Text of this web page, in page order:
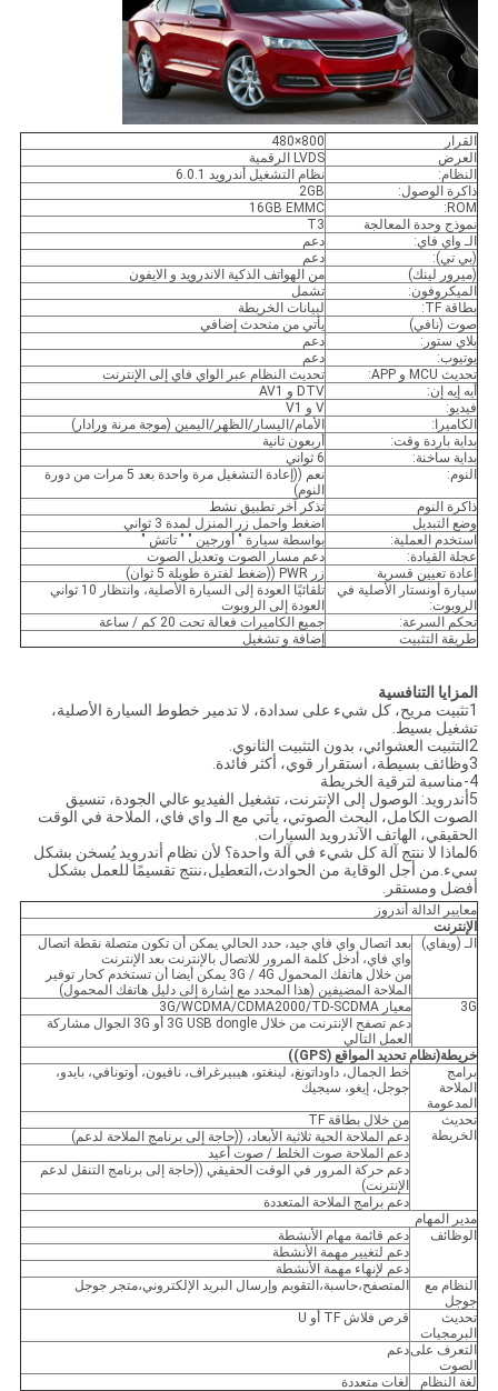
القرار
800×480
العرض
LVDS الرقمية
النظام:
نظام التشغيل أندرويد 6.0.1
ذاكرة الوصول:
2GB
ROM:
16GB EMMC
نموذج وحدة المعالجة
T3
الـ واي فاي:
دعم
(بي تي):
دعم
(ميرور لينك)
من الهواتف الذكية الاندرويد و الايفون
الميكروفون:
تشمل
بطاقة TF:
لبيانات الخريطة
صوت (نافي)
يأتي من متحدث إضافي
بلاي ستور:
دعم
يوتيوب:
دعم
تحديث MCU و APP:
تحديث النظام عبر الواي فاي إلى الإنترنت
أيه إيه إن:
DTV و AV1
فيديو:
V و V1
الكاميرا:
الأمام/اليسار/الظهر/اليمين (موجة مرنة ورادار)
بداية باردة وقت:
أربعون ثانية
بداية ساخنة:
6 ثواني
النوم:
نعم ((إعادة التشغيل مرة واحدة بعد 5 مرات من دورة
النوم)
ذاكرة النوم
تذكر آخر تطبيق نشط
وضع التبديل
اضغط واحمل زر المنزل لمدة 3 ثواني
استخدم العملية:
بواسطة سيارة " أورجين " " تاتش "
عجلة القيادة:
دعم مسار الصوت وتعديل الصوت
إعادة تعيين قسرية
زر PWR ((ضغط لفترة طويلة 5 ثوان)
سيارة أونستار الأصلية في
الروبوت:
تلقائيًا العودة إلى السيارة الأصلية، وانتظار 10 ثواني
العودة إلى الروبوت
تحكم السرعة:
جميع الكاميرات فعالة تحت 20 كم / ساعة
طريقة التثبيت
إضافة و تشغيل
المزايا التنافسية
1تثبيت مريح، كل شيء على سدادة، لا تدمير خطوط السيارة الأصلية،
تشغيل بسيط.
2التثبيت العشوائي، بدون التثبيت الثانوي.
3وظائف بسيطة، استقرار قوي، أكثر فائدة.
4-مناسبة لترقية الخريطة
5أندرويد: الوصول إلى الإنترنت، تشغيل الفيديو عالي الجودة، تنسيق
الصوت الكامل، البحث الصوتي، يأتي مع الـ واي فاي، الملاحة في الوقت
الحقيقي، الهاتف الآندرويد السيارات.
6لماذا لا ننتج آلة كل شيء في آلة واحدة؟ لأن نظام أندرويد يُسخن بشكل
سيء.من أجل الوقاية من الحوادث،التعطيل،ننتج تقسيمًا للعمل بشكل
أفضل ومستقر.
معايير الدالة أندروز
الإنترنت
الـ (ويفاي)
بعد اتصال واي فاي جيد، حدد الحالي يمكن أن تكون متصلة نقطة اتصال
واي فاي، أدخل كلمة المرور للاتصال بالإنترنت بعد الإنترنت
من خلال هاتفك المحمول 3G / 4G يمكن أيضا أن تستخدم كحار توفير
الملاحة المضيفين (هذا المحدد مع إشارة إلى دليل هاتفك المحمول)
3G
معيار 3G/WCDMA/CDMA2000/TD-SCDMA
دعم تصفح الإنترنت من خلال 3G USB dongle أو 3G الجوال مشاركة
العمل التالي
خريطة(نظام تحديد المواقع (GPS)
)
برامج
الملاحة
المدعومة
خط الجمال، داوداتونغ، لينغتو، هيبيرغراف، نافيون، أوتونافي، بايدو،
جوجل، إيغو، سيجيك
تحديث
الخريطة
من خلال بطاقة TF
دعم الملاحة الحية ثلاثية الأبعاد، ((حاجة إلى برنامج الملاحة لدعم)
دعم الملاحة صوت الخلط / صوت أعيد
دعم حركة المرور في الوقت الحقيقي ((حاجة إلى برنامج التنقل لدعم
الإنترنت)
دعم برامج الملاحة المتعددة
مدير المهام
الوظائف
دعم قائمة مهام الأنشطة
دعم لتغيير مهمة الأنشطة
دعم لإنهاء مهمة الأنشطة
النظام مع
جوجل
المتصفح،حاسبة،التقويم وإرسال البريد الإلكتروني،متجر جوجل
تحديث
البرمجيات
قرص فلاش TF أو U
التعرف على
الصوت
دعم
لغة النظام لغات متعددة